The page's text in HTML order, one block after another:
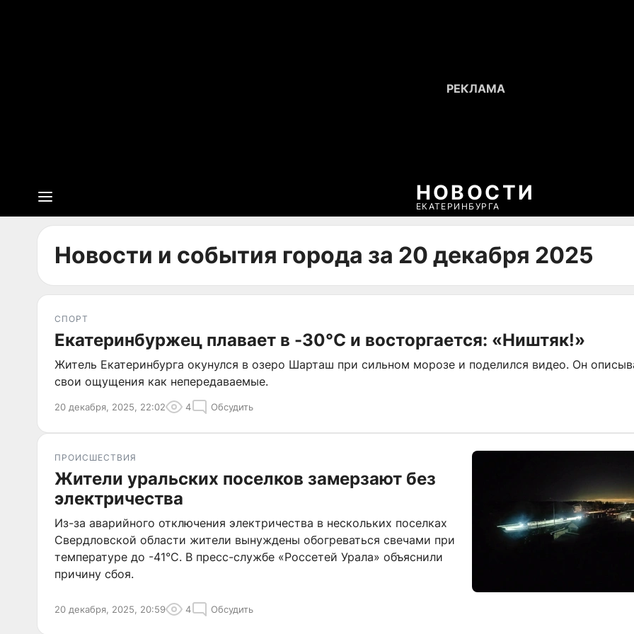
НОВОСТИ
ЕКАТЕРИНБУРГА
Новости и события города за 20 декабря 2025
СПОРТ
Екатеринбуржец плавает в -30°C и восторгается: «Ништяк!»
Житель Екатеринбурга окунулся в озеро Шарташ при сильном морозе и поделился видео. Он
свои ощущения как непередаваемые.
20 декабря, 2025, 22:02 4 Обсудить
ПРОИСШЕСТВИЯ
Жители уральских поселков замерзают без
электричества
Из-за аварийного отключения электричества в нескольких поселках
Свердловской области жители вынуждены обогреваться свечами при
температуре до -41°C. В пресс-службе «Россетей Урала» объяснили
причину сбоя.
20 декабря, 2025, 20:59 4 Обсудить